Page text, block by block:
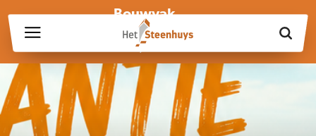
Bouwvak
Wij zijn wegens de bouwvak gesloten op vrijdag 17 juli en in
week 30, 31 en 32.